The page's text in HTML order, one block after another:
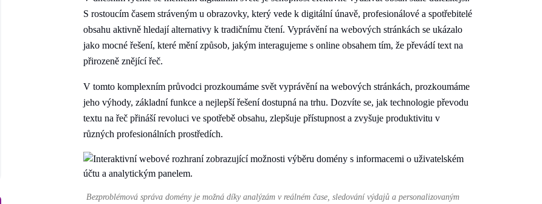
S rostoucím časem stráveným u obrazovky, který vede k digitální únavě, profesionálové a spotřebitelé
obsahu aktivně hledají alternativy k tradičnímu čtení. Vyprávění na webových stránkách se ukázalo
jako mocné řešení, které mění způsob, jakým interagujeme s online obsahem tím, že převádí text na
přirozeně znějící řeč.
V tomto komplexním průvodci prozkoumáme svět vyprávění na webových stránkách, prozkoumáme
jeho výhody, základní funkce a nejlepší řešení dostupná na trhu. Dozvíte se, jak technologie převodu
textu na řeč přináší revoluci ve spotřebě obsahu, zlepšuje přístupnost a zvyšuje produktivitu v
různých profesionálních prostředích.
Bezproblémová správa domény je možná díky analýzám v reálném čase, sledování výdajů a personalizovaným